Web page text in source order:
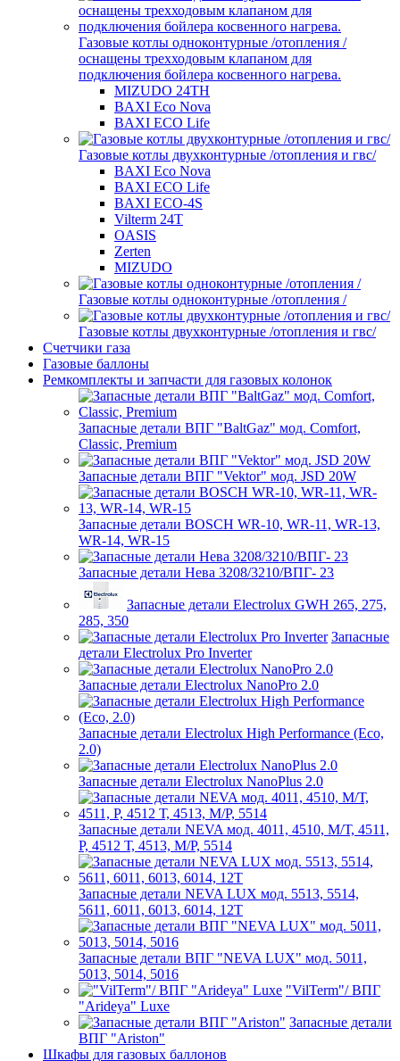
Газовые котлы одноконтурные /отопления /
оснащены трехходовым клапаном для
подключения бойлера косвенного нагрева.
MIZUDO 24TН
BAXI Eco Nova
BAXI ECO Life
Газовые котлы двухконтурные /отопления и гвс/
BAXI Eco Nova
BAXI ECO Life
BAXI ECO-4S
Vilterm 24T
OASIS
Zerten
MIZUDO
Газовые котлы одноконтурные /отопления /
Газовые котлы двухконтурные /отопления и гвс/
Счетчики газа
Газовые баллоны
Ремкомплекты и запчасти для газовых колонок
Запасные детали ВПГ "BaltGaz" мод. Comfort,
Classic, Premium
Запасные детали ВПГ "Vektor" мод. JSD 20W
Запасные детали BOSCH WR-10, WR-11, WR-13,
WR-14, WR-15
Запасные детали Нева 3208/3210/ВПГ- 23
Запасные детали Electrolux GWH 265, 275,
285, 350
Запасные
детали Electrolux Pro Inverter
Запасные детали Electrolux NanoPro 2.0
Запасные детали Electrolux High Performance (Eco,
2.0)
Запасные детали Electrolux NanoPlus 2.0
Запасные детали NEVA мод. 4011, 4510, М/Т, 4511,
P, 4512 Т, 4513, М/Р, 5514
Запасные детали NEVA LUX мод. 5513, 5514,
5611, 6011, 6013, 6014, 12Т
Запасные детали ВПГ "NEVA LUX" мод. 5011,
5013, 5014, 5016
"VilTerm"/ ВПГ
"Arideya" Luxe
Запасные детали
ВПГ "Ariston"
Шкафы для газовых баллонов